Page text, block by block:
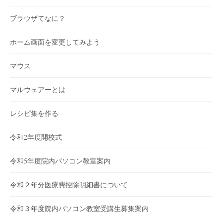
ブラウザてなに？
ホーム画面を変更してみよう
マウス
マルウェアーとは
レシピ集を作る
令和2年度開校式
令和5年度院内パソコン教室案内
令和２年分医療費控除明細書について
令和３年度院内パソコン教室受講生募集案内